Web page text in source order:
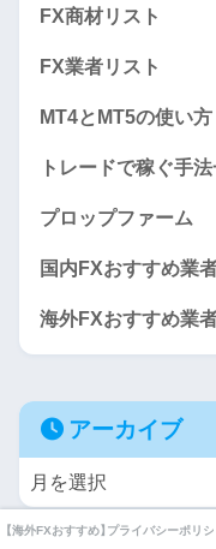
FX商材リスト
FX業者リスト
MT4とMT5の使い方
トレードで稼ぐ手
プロップファーム
国内FXおすすめ業
海外FXおすすめ業
アーカイブ
【海外FXおすすめ】厳選10業者業者
プライバシーポリ